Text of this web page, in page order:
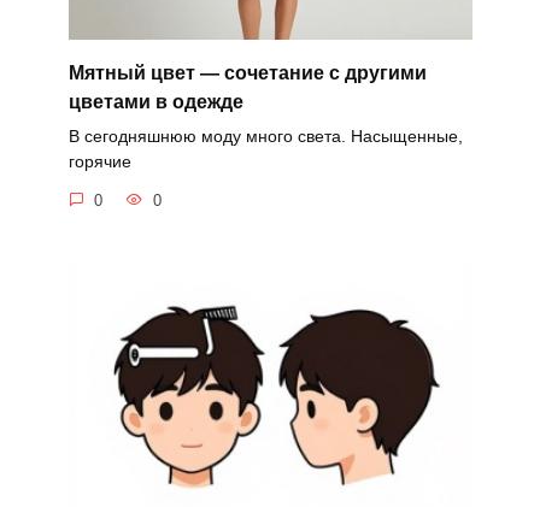
Мятный цвет — сочетание с другими
цветами в одежде
В сегодняшнюю моду много света. Насыщенные,
горячие
0 0